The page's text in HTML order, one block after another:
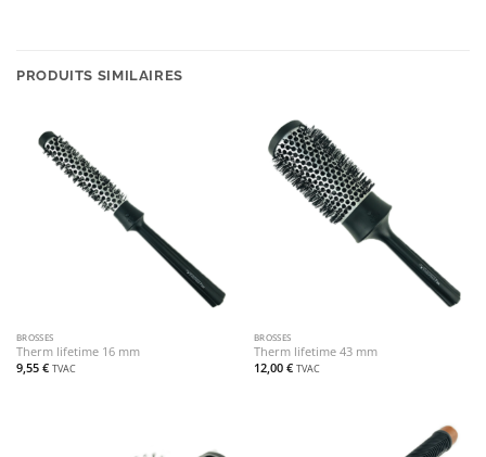
PRODUITS SIMILAIRES
BROSSES
Therm lifetime 16 mm
9,55 € TVAC
BROSSES
Therm lifetime 43 mm
12,00 € TVAC